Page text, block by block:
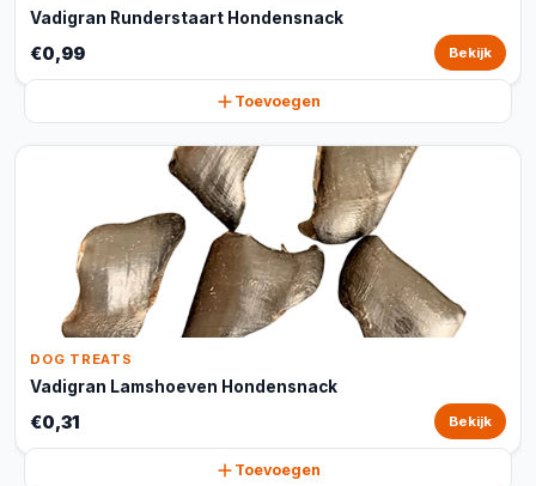
Vadigran Runderstaart Hondensnack
€0,99 Bekijk
Toevoegen
DOG TREATS
Vadigran Lamshoeven Hondensnack
€0,31 Bekijk
Toevoegen